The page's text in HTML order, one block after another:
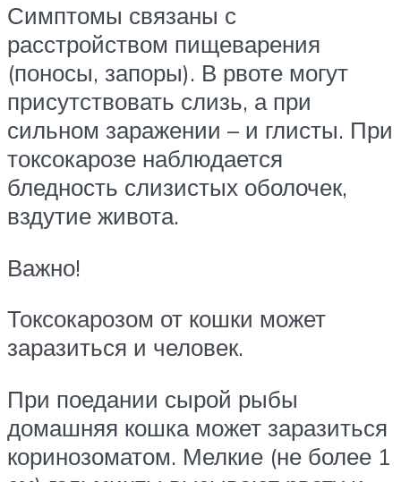
Симптомы связаны с
расстройством пищеварения
(поносы, запоры). В рвоте могут
присутствовать слизь, а при
сильном заражении – и глисты. При
токсокарозе наблюдается
бледность слизистых оболочек,
вздутие живота.
Важно!
Токсокарозом от кошки может
заразиться и человек.
При поедании сырой рыбы
домашняя кошка может заразиться
коринозоматом. Мелкие (не более 1